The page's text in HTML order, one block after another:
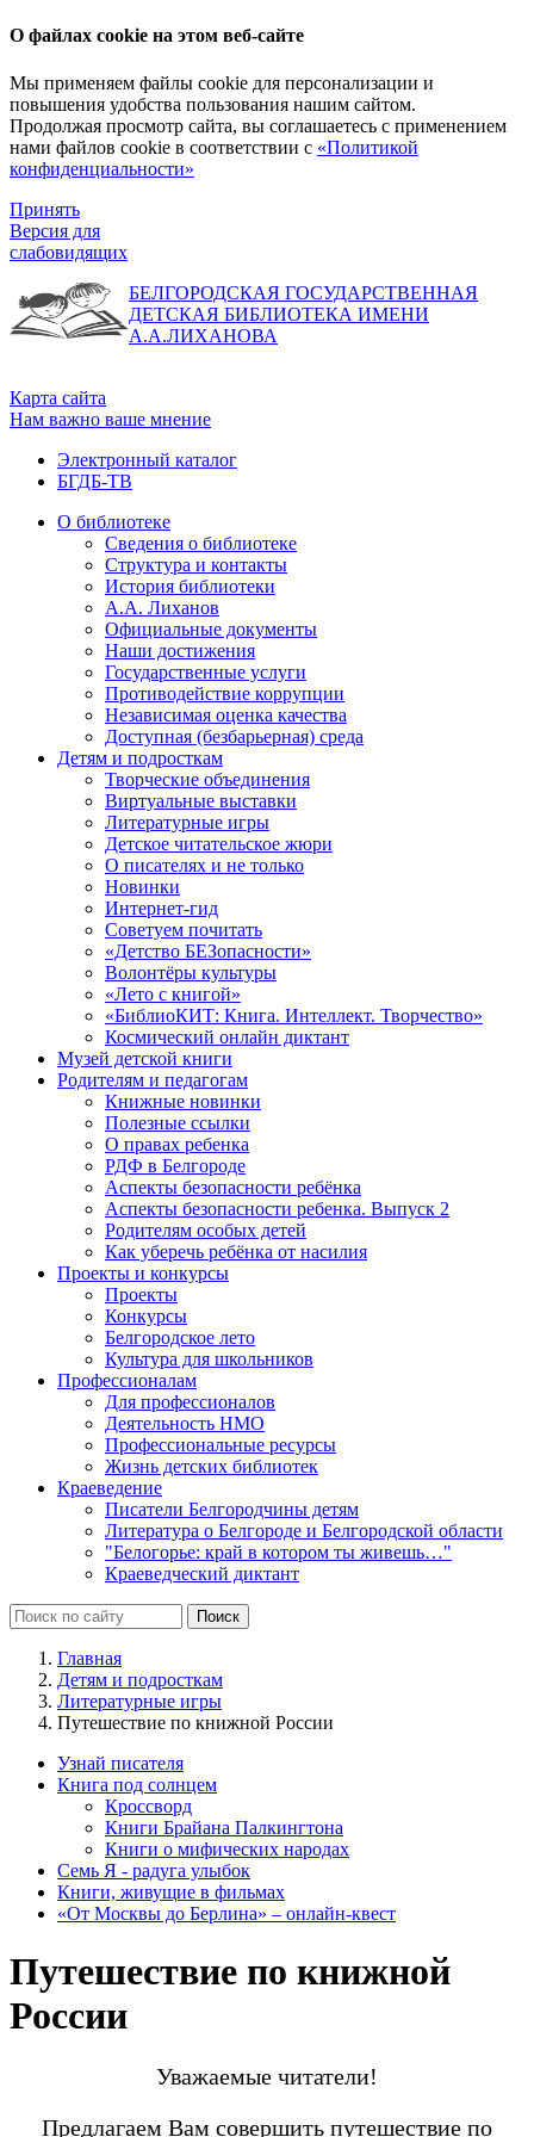
О файлах cookie на этом веб-сайте
Мы применяем файлы cookie для персонализации и
повышения удобства пользования нашим сайтом.
Продолжая просмотр сайта, вы соглашаетесь с применением
нами файлов cookie в соответствии с «Политикой
конфиденциальности»
Принять
Версия для
слабовидящих
БЕЛГОРОДСКАЯ ГОСУДАРСТВЕННАЯ
ДЕТСКАЯ БИБЛИОТЕКА ИМЕНИ
А.А.ЛИХАНОВА
Карта сайта
Нам важно ваше мнение
Электронный каталог
БГДБ-ТВ
О библиотеке
Сведения о библиотеке
Структура и контакты
История библиотеки
А.А. Лиханов
Официальные документы
Наши достижения
Государственные услуги
Противодействие коррупции
Независимая оценка качества
Доступная (безбарьерная) среда
Детям и подросткам
Творческие объединения
Виртуальные выставки
Литературные игры
Детское читательское жюри
О писателях и не только
Новинки
Интернет-гид
Советуем почитать
«Детство БЕЗопасности»
Волонтёры культуры
«Лето с книгой»
«БиблиоКИТ: Книга. Интеллект. Творчество»
Космический онлайн диктант
Музей детской книги
Родителям и педагогам
Книжные новинки
Полезные ссылки
О правах ребенка
РДФ в Белгороде
Аспекты безопасности ребёнка
Аспекты безопасности ребенка. Выпуск 2
Родителям особых детей
Как уберечь ребёнка от насилия
Проекты и конкурсы
Проекты
Конкурсы
Белгородское лето
Культура для школьников
Профессионалам
Для профессионалов
Деятельность НМО
Профессиональные ресурсы
Жизнь детских библиотек
Краеведение
Писатели Белгородчины детям
Литература о Белгороде и Белгородской области
"Белогорье: край в котором ты живешь…"
Краеведческий диктант
Главная
Детям и подросткам
Литературные игры
Путешествие по книжной России
Узнай писателя
Книга под солнцем
Кроссворд
Книги Брайана Палкингтона
Книги о мифических народах
Семь Я - радуга улыбок
Книги, живущие в фильмах
«От Москвы до Берлина» – онлайн-квест
Путешествие по книжной
России
Уважаемые читатели!
Предлагаем Вам совершить путешествие по